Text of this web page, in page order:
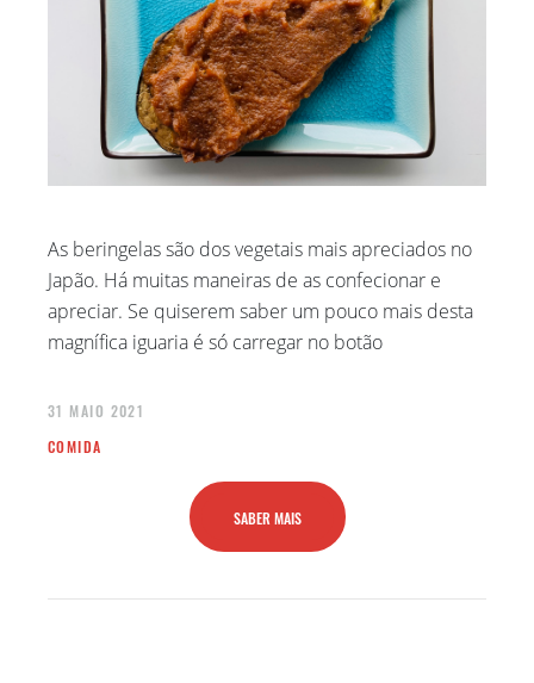
As beringelas são dos vegetais mais apreciados no
Japão. Há muitas maneiras de as confecionar e
apreciar. Se quiserem saber um pouco mais desta
magnífica iguaria é só carregar no botão
31 MAIO 2021
COMIDA
SABER MAIS